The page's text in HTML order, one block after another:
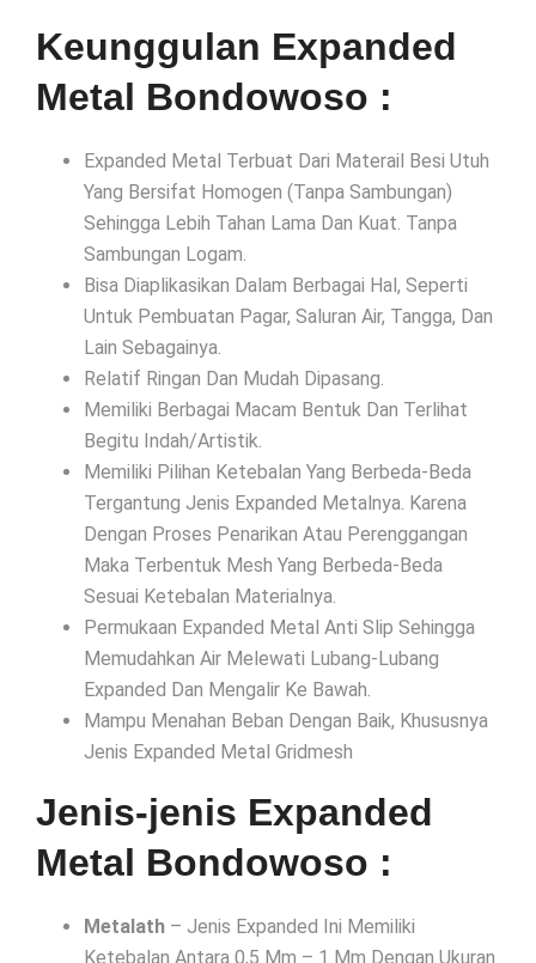
Keunggulan Expanded
Metal Bondowoso :
Expanded Metal Terbuat Dari Materail Besi Utuh
Yang Bersifat Homogen (Tanpa Sambungan)
Sehingga Lebih Tahan Lama Dan Kuat. Tanpa
Sambungan Logam.
Bisa Diaplikasikan Dalam Berbagai Hal, Seperti
Untuk Pembuatan Pagar, Saluran Air, Tangga, Dan
Lain Sebagainya.
Relatif Ringan Dan Mudah Dipasang.
Memiliki Berbagai Macam Bentuk Dan Terlihat
Begitu Indah/Artistik.
Memiliki Pilihan Ketebalan Yang Berbeda-Beda
Tergantung Jenis Expanded Metalnya. Karena
Dengan Proses Penarikan Atau Perenggangan
Maka Terbentuk Mesh Yang Berbeda-Beda
Sesuai Ketebalan Materialnya.
Permukaan Expanded Metal Anti Slip Sehingga
Memudahkan Air Melewati Lubang-Lubang
Expanded Dan Mengalir Ke Bawah.
Mampu Menahan Beban Dengan Baik, Khususnya
Jenis Expanded Metal Gridmesh
Jenis-jenis Expanded
Metal Bondowoso :
Metalath – Jenis Expanded Ini Memiliki
Ketebalan Antara 0,5 Mm – 1 Mm Dengan Ukuran